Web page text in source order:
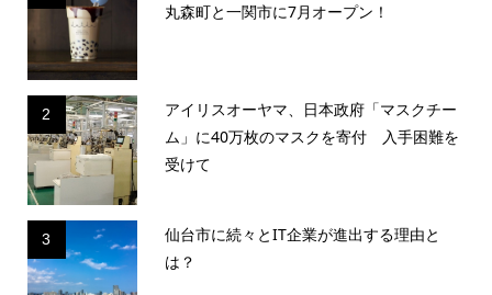
丸森町と一関市に7月オープン！
2
アイリスオーヤマ、日本政府「マスクチー
ム」に40万枚のマスクを寄付 入手困難を
受けて
3
仙台市に続々とIT企業が進出する理由と
は？